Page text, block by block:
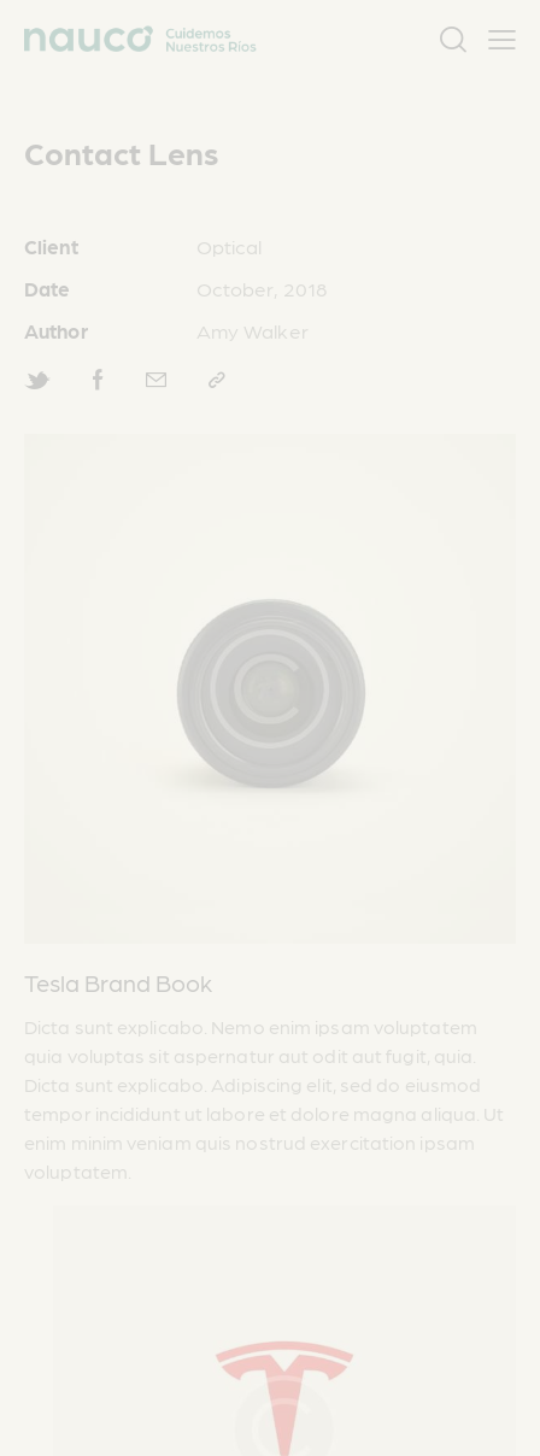
Contact Lens
Tesla Brand Book
Dicta sunt explicabo. Nemo enim ipsam voluptatem
quia voluptas sit aspernatur aut odit aut fugit, quia.
Dicta sunt explicabo. Adipiscing elit, sed do eiusmod
tempor incididunt ut labore et dolore magna aliqua. Ut
enim minim veniam quis nostrud exercitation ipsam
voluptatem.
Client
Optical
Date
October, 2018
Author
Amy Walker